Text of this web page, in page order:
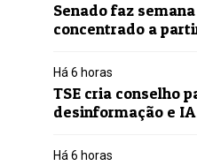
Senado faz
concentrado a
Há 6 horas
TSE cria conselho
desinformação e
Há 6 horas